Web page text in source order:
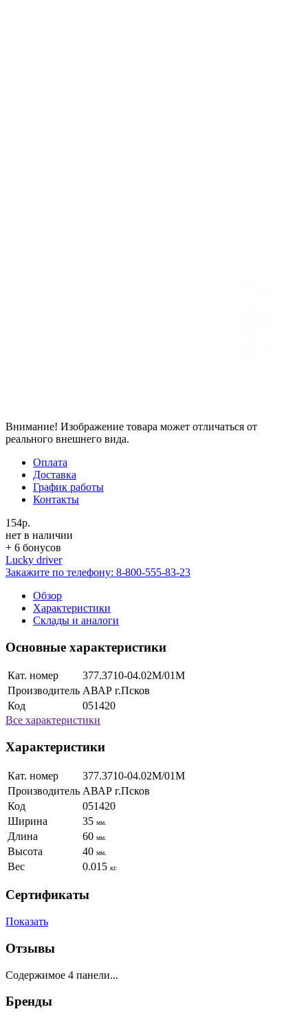
Внимание! Изображение товара может отличаться от
реального внешнего вида.
Оплата
Доставка
График работы
Контакты
154р.
нет в наличии
+ 6 бонусов
Lucky driver
Закажите по телефону: 8-800-555-83-23
Обзор
Характеристики
Склады и аналоги
Основные характеристики
Кат. номер
377.3710-04.02М/01М
Производитель АВАР г.Псков
Код
051420
Все характеристики
Характеристики
Кат. номер
377.3710-04.02М/01М
Производитель АВАР г.Псков
Код
051420
Ширина
35 мм.
Длина 60 мм.
Высота 40 мм.
Вес 0.015 кг.
Сертификаты
Показать
Отзывы
Содержимое 4 панели...
Бренды